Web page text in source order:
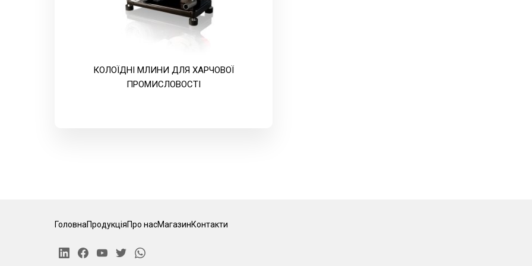
КОЛОЇДНІ МЛИНИ ДЛЯ ХАРЧОВОЇ
ПРОМИСЛОВОСТІ
ГоловнаПродукціяПро насМагазинКонтакти